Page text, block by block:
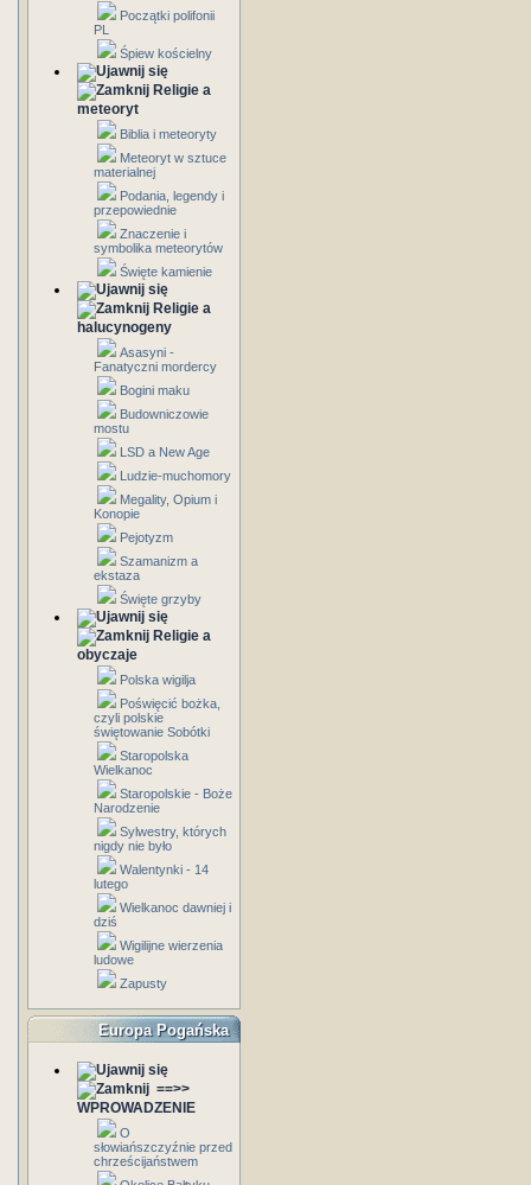
Początki polifonii
PL
Śpiew kościelny
Religie a
meteoryt
Biblia i meteoryty
Meteoryt w sztuce
materialnej
Podania, legendy i
przepowiednie
Znaczenie i
symbolika meteorytów
Święte kamienie
Religie a
halucynogeny
Asasyni -
Fanatyczni mordercy
Bogini maku
Budowniczowie
mostu
LSD a New Age
Ludzie-muchomory
Megality, Opium i
Konopie
Pejotyzm
Szamanizm a
ekstaza
Święte grzyby
Religie a
obyczaje
Polska wigilja
Poświęcić bożka,
czyli polskie
świętowanie Sobótki
Staropolska
Wielkanoc
Staropolskie - Boże
Narodzenie
Sylwestry, których
nigdy nie było
Walentynki - 14
lutego
Wielkanoc dawniej i
dziś
Wigilijne wierzenia
ludowe
Zapusty
Europa Pogańska
==>>
WPROWADZENIE
O
słowiańszczyźnie przed
chrześcijaństwem